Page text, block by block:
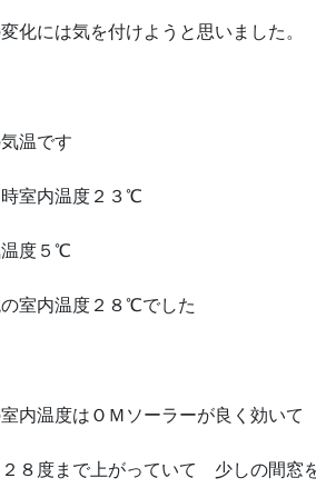
化には気を付けようと思いました。
温です
室内温度２３℃
度５℃
室内温度２８℃でした
内温度はＯＭソーラーが良く効いて
８度まで上がっていて 少しの間窓